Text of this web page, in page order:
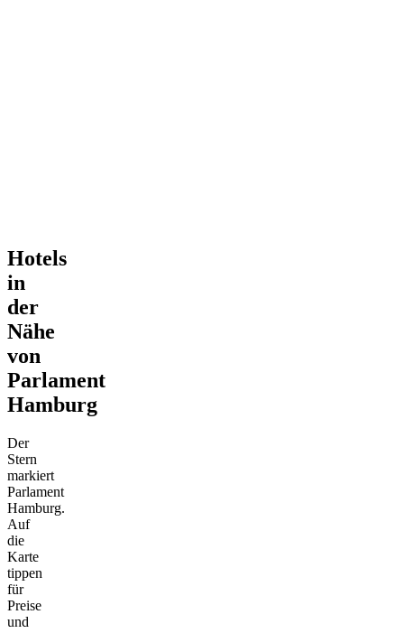
Hotels
in
der
Nähe
von
Parlament
Hamburg
Der
Stern
markiert
Parlament
Hamburg.
Auf
die
Karte
tippen
für
Preise
und